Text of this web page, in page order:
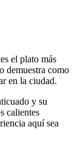
el plato más
demuestra como
en la ciudad.
y su
calientes
aquí sea